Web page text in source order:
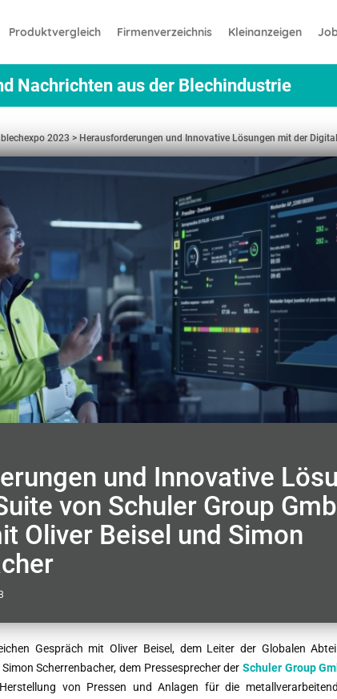
Produktvergleich Firmenverzeichnis Kleinanzeigen
Nachrichten aus der Blechindustrie
2023 Herausforderungen und Innovative Lösungen mit der
und Innovative
von Schuler Group
Oliver Beisel und Simon
Gespräch mit Oliver Beisel, dem Leiter der Globalen
Scherrenbacher, dem Pressesprecher der Schuler Group
von Pressen und Anlagen für die